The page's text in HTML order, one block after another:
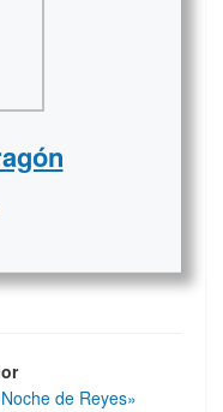
de Reyes»